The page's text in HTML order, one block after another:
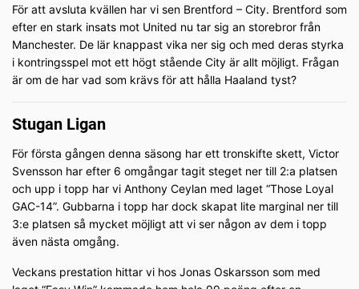
För att avsluta kvällen har vi sen Brentford – City. Brentford som
efter en stark insats mot United nu tar sig an storebror från
Manchester. De lär knappast vika ner sig och med deras styrka
i kontringsspel mot ett högt stående City är allt möjligt. Frågan
är om de har vad som krävs för att hålla Haaland tyst?
Stugan Ligan
För första gången denna säsong har ett tronskifte skett, Victor
Svensson har efter 6 omgångar tagit steget ner till 2:a platsen
och upp i topp har vi Anthony Ceylan med laget “Those Loyal
GAC-14”. Gubbarna i topp har dock skapat lite marginal ner till
3:e platsen så mycket möjligt att vi ser någon av dem i topp
även nästa omgång.
Veckans prestation hittar vi hos Jonas Oskarsson som med